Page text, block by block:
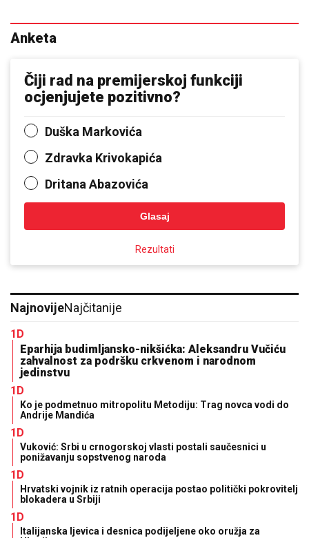
Anketa
Čiji rad na premijerskoj funkciji
ocjenjujete pozitivno?
Duška Markovića
Zdravka Krivokapića
Dritana Abazovića
Glasaj
Rezultati
NajnovijeNajčitanije
1D
Eparhija budimljansko-nikšićka: Aleksandru Vučiću
zahvalnost za podršku crkvenom i narodnom
jedinstvu
1D
Ko je podmetnuo mitropolitu Metodiju: Trag novca vodi do
Andrije Mandića
1D
Vuković: Srbi u crnogorskoj vlasti postali saučesnici u
ponižavanju sopstvenog naroda
1D
Hrvatski vojnik iz ratnih operacija postao politički pokrovitelj
blokadera u Srbiji
1D
Italijanska ljevica i desnica podijeljene oko oružja za